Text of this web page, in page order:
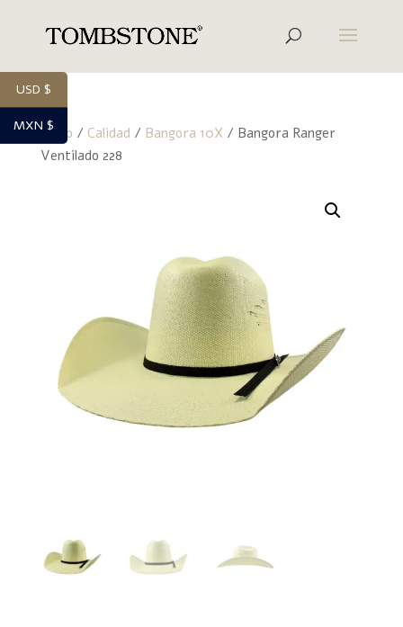
Inicio / Calidad / Bangora 10X / Bangora Ranger
Ventilado 228
USD $
MXN $